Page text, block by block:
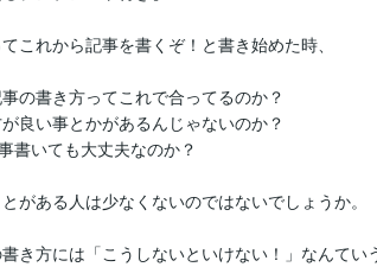
これから記事を書くぞ！と書き始めた時、
の書き方ってこれで合ってるのか？
良い事とかがあるんじゃないのか？
書いても大丈夫なのか？
がある人は少なくないのではないでしょうか。
き方には「こうしないといけない！」なんてい